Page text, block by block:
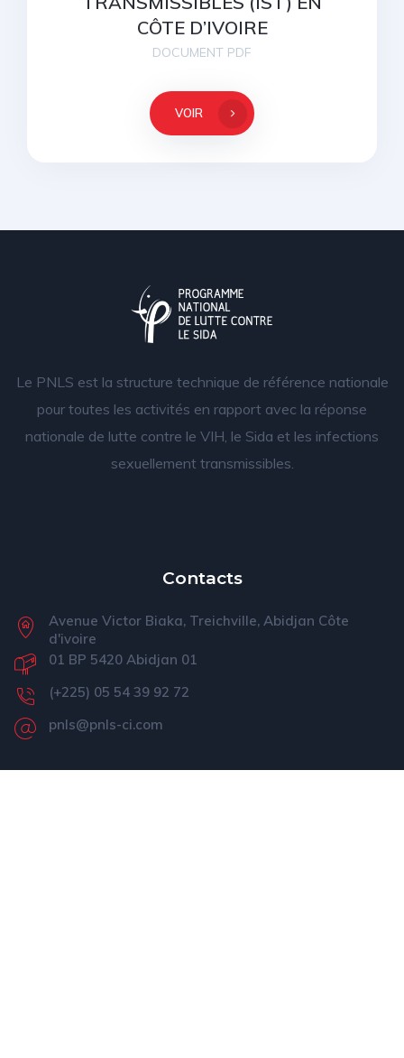
CÔTE D’IVOIRE
DOCUMENT PDF
VOIR
Le PNLS est la structure technique de référence nationale
pour toutes les activités en rapport avec la réponse
nationale de lutte contre le VIH, le Sida et les infections
sexuellement transmissibles.
Contacts
Avenue Victor Biaka, Treichville, Abidjan Côte
d'ivoire
01 BP 5420 Abidjan 01
(+225) 05 54 39 92 72
pnls@pnls-ci.com